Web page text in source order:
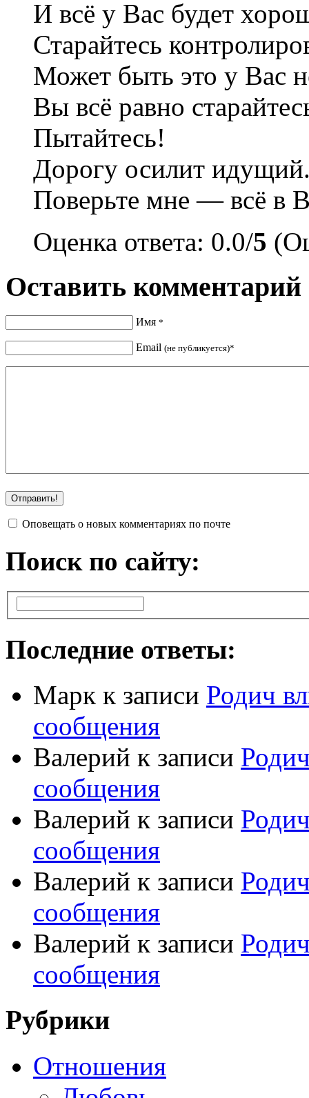
И всё у Вас будет
Старайтесь
Может быть это у Вас
Вы всё равно
Пытайтесь!
Дорогу осилит
Поверьте мне — всё в
Оценка ответа: 0.0/5
Оставить комментарий
Имя *
Email (не публикуется)*
Оповещать о новых комментариях по почте
Поиск по сайту:
Последние ответы:
Марк к записи Родич
сообщения
Валерий к записи
сообщения
Валерий к записи
сообщения
Валерий к записи
сообщения
Валерий к записи
сообщения
Рубрики
Отношения